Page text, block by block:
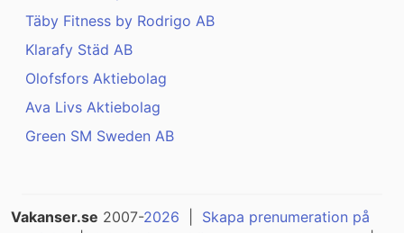
Täby Fitness by Rodrigo AB
Klarafy Städ AB
Olofsfors Aktiebolag
Ava Livs Aktiebolag
Green SM Sweden AB
Vakanser.se 2007-2026
Skapa prenumeration på